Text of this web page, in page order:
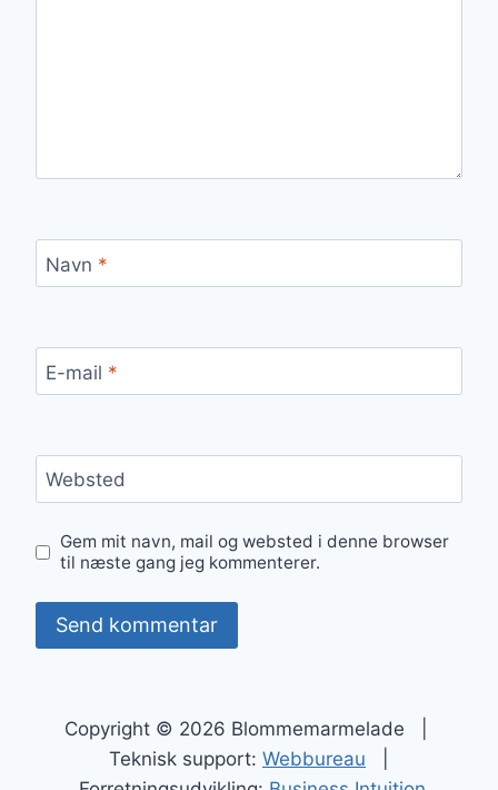
Navn *
E-mail *
Websted
Gem mit navn, mail og websted i denne browser
til næste gang jeg kommenterer.
Copyright © 2026 Blommemarmelade |
Teknisk support: Webbureau